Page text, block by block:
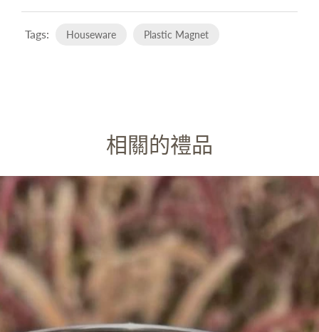
Tags: Houseware Plastic Magnet
相關的禮品